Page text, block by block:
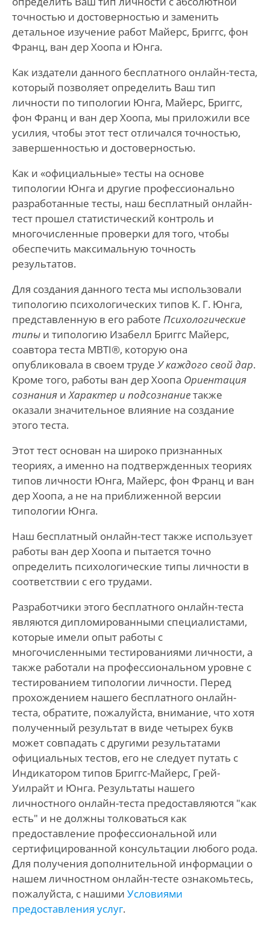
точностью и достоверностью и заменить
детальное изучение работ Майерс, Бриггс, фон
Франц, ван дер Хоопа и Юнга.
Как издатели данного бесплатного онлайн-теста,
который позволяет определить Ваш тип
личности по типологии Юнга, Майерс, Бриггс,
фон Франц и ван дер Хоопа, мы приложили все
усилия, чтобы этот тест отличался точностью,
завершенностью и достоверностью.
Как и «официальные» тесты на основе
типологии Юнга и другие профессионально
разработанные тесты, наш бесплатный онлайн-
тест прошел статистический контроль и
многочисленные проверки для того, чтобы
обеспечить максимальную точность
результатов.
Для создания данного теста мы использовали
типологию психологических типов К. Г. Юнга,
представленную в его работе Психологические
типыи типологию Изабелл Бриггс Майерс,
соавтора теста MBTI®, которую она
опубликовала в своем труде У каждого свой дар.
Кроме того, работы ван дер Хоопа Ориентация
сознанияиХарактер и подсознаниетакже
оказали значительное влияние на создание
этого теста.
Этот тест основан на широко признанных
теориях, а именно на подтвержденных теориях
типов личности Юнга, Майерс, фон Франц и ван
дер Хоопа, а не на приближенной версии
типологии Юнга.
Наш бесплатный онлайн-тест также использует
работы ван дер Хоопа и пытается точно
определить психологические типы личности в
соответствии с его трудами.
Разработчики этого бесплатного онлайн-теста
являются дипломированными специалистами,
которые имели опыт работы с
многочисленными тестированиями личности, а
также работали на профессиональном уровне с
тестированием типологии личности. Перед
прохождением нашего бесплатного онлайн-
теста, обратите, пожалуйста, внимание, что хотя
полученный результат в виде четырех букв
может совпадать с другими результатами
официальных тестов, его не следует путать с
Индикатором типов Бриггс-Майерс, Грей-
Уилрайт и Юнга. Результаты нашего
личностного онлайн-теста предоставляются "как
есть" и не должны толковаться как
предоставление профессиональной или
сертифицированной консультации любого рода.
Для получения дополнительной информации о
нашем личностном онлайн-тесте ознакомьтесь,
пожалуйста, с нашими Условиями
предоставления услуг.